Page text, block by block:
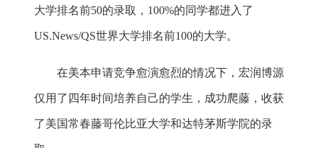
大学排名前50的录取，100%的同学都进入了
US.News/QS世界大学排名前100的大学。
在美本申请竞争愈演愈烈的情况下，宏润博源
仅用了四年时间培养自己的学生，成功爬藤，收获
了美国常春藤哥伦比亚大学和达特茅斯学院的录